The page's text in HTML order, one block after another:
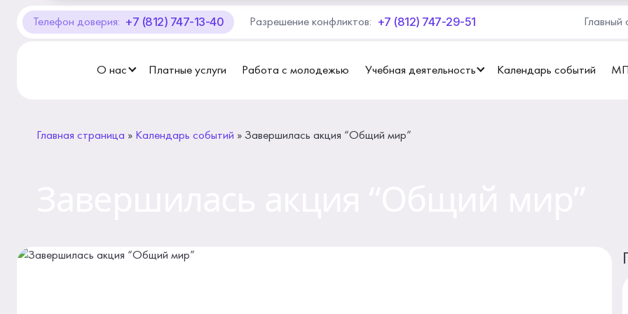
Телефон доверия: +7 (812) 747-13-40 Разрешение конфликтов: +7 (812) 747-29-51 Главный
О нас Платные услуги Работа с молодежью Учебная деятельность Календарь событий
Главная страница » Календарь событий »Завершилась акция “Общий мир”
О Центре «КОНТАКТ»
История
Вакансии